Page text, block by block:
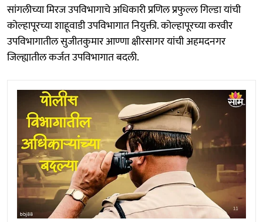
सांगलीच्या मिरज उपविभागाचे अधिकारी प्रणिल प्रफुल्ल गिल्डा यांची
कोल्हापूरच्या शाहूवाडी उपविभागात नियुक्ती. कोल्हापूरच्या करवीर
उपविभागातील सुजीतकुमार आण्णा क्षीरसागर यांची अहमदनगर
जिल्ह्यातील कर्जत उपविभागात बदली.